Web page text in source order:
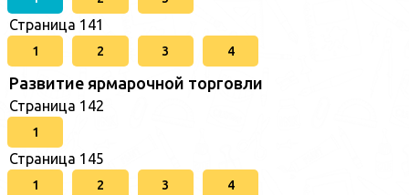
Страница 141
1 2 3 4
Развитие ярмарочной торговли
Страница 142
1
Страница 145
1 2 3 4